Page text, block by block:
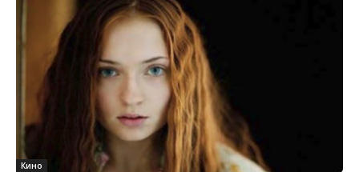
Кино